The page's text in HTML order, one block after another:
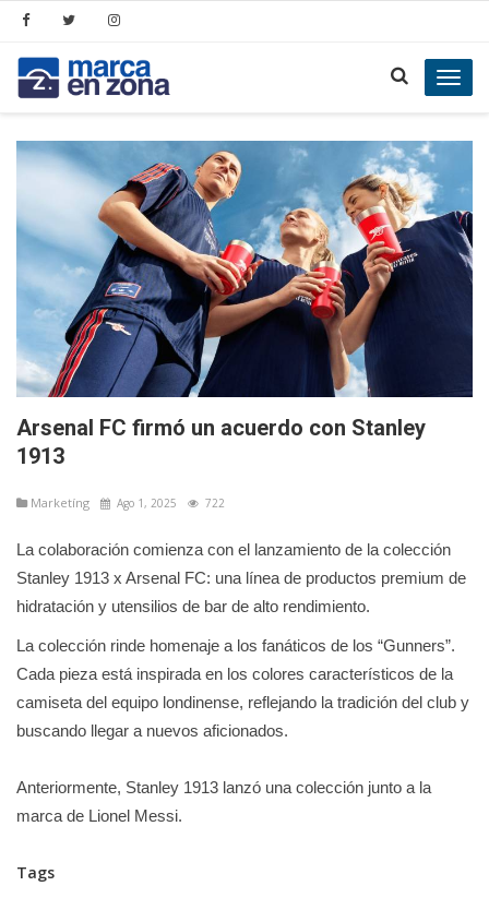
Arsenal FC firmó un acuerdo con Stanley
1913
Marketíng Ago 1, 2025 722
La colaboración comienza con el lanzamiento de la colección
Stanley 1913 x Arsenal FC: una línea de productos premium de
hidratación y utensilios de bar de alto rendimiento.
La colección rinde homenaje a los fanáticos de los “Gunners”.
Cada pieza está inspirada en los colores característicos de la
camiseta del equipo londinense, reflejando la tradición del club y
buscando llegar a nuevos aficionados.
Anteriormente, Stanley 1913 lanzó una colección junto a la
marca de Lionel Messi.
Tags